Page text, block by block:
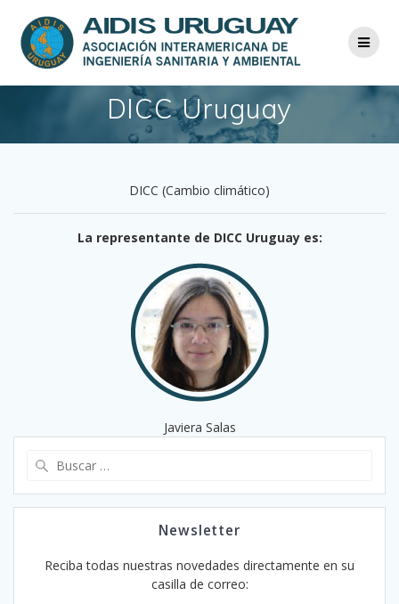
al
contenido
DICC Uruguay
DICC (Cambio climático)
La representante de DICC Uruguay es:
Javiera Salas
Newsletter
Reciba todas nuestras novedades directamente en su
casilla de correo: